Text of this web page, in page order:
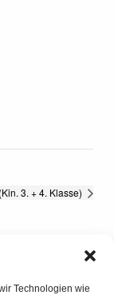
Technologien wie
3. + 4. Klasse)